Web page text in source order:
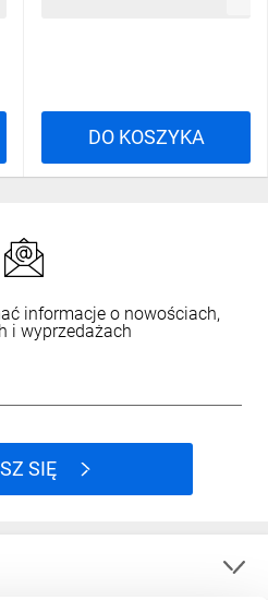
DO KOSZYKA
informacje o nowościach,
i wyprzedażach
SIĘ